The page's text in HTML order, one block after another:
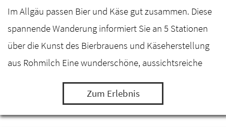
Im Allgäu passen Bier und Käse gut zusammen. Diese
spannende Wanderung informiert Sie an 5 Stationen
über die Kunst des Bierbrauens und Käseherstellung
aus Rohmilch Eine wunderschöne, aussichtsreiche
Wanderung zwischen dem Mariahilfer Sudhaus in…
Zum Erlebnis